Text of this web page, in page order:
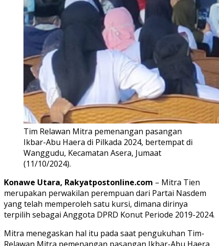
Tim Relawan Mitra pemenangan pasangan
Ikbar-Abu Haera di Pilkada 2024, bertempat di
Wanggudu, Kecamatan Asera, Jumaat
(11/10/2024).
Konawe Utara, Rakyatpostonline.com – Mitra Tien
merupakan perwakilan perempuan dari Partai Nasdem
yang telah memperoleh satu kursi, dimana dirinya
terpilih sebagai Anggota DPRD Konut Periode 2019-2024.
Mitra menegaskan hal itu pada saat pengukuhan Tim-